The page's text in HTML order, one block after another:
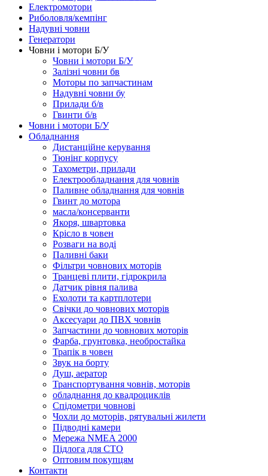
Електромотори
Риболовля/кемпінг
Надувні човни
Генератори
Човни і мотори Б/У
Човни і мотори Б/У
Залізні човни бв
Моторы по запчастинам
Надувні човни бу
Прилади б/в
Гвинти б/в
Човни і мотори Б/У
Обладнання
Дистанційне керування
Тюнінг корпусу
Тахометри, прилади
Електрообладнання для човнів
Паливне обладнання для човнів
Гвинт до мотора
масла/консерванти
Якоря, швартовка
Крісло в човен
Розваги на воді
Паливні баки
Фільтри човнових моторів
Транцеві плити, гідрокрила
Датчик рівня палива
Ехолоти та картплотери
Cвічки до човнових моторів
Аксесуари до ПВХ човнів
Запчастини до човнових моторів
Фарба, грунтовка, необростайка
Трапік в човен
Звук на борту
Душ, аератор
Транспортування човнів, моторів
обладнання до квадроциклів
Спідометри човнові
Чохли до моторів, рятувальні жилети
Підводні камери
Мережа NMEA 2000
Підлога для СТО
Оптовим покупцям
Контакти